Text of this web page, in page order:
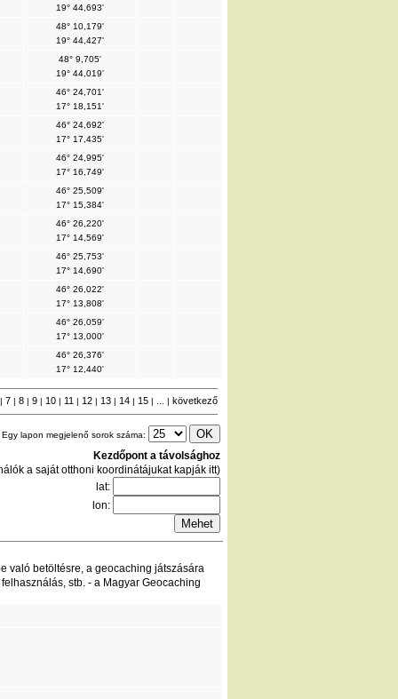
19° 44,693'
48° 10,179'
19° 44,427'
48° 9,705'
19° 44,019'
46° 24,701'
17° 18,151'
46° 24,692'
17° 17,435'
46° 24,995'
17° 16,749'
46° 25,509'
17° 15,384'
46° 26,220'
17° 14,569'
46° 25,753'
17° 14,690'
46° 26,022'
17° 13,808'
46° 26,059'
17° 13,000'
46° 26,376'
17° 12,440'
7 8 9 10 11 12 13 14 15 | ... | következő
Egy lapon megjelenő sorok száma:
Kezdőpont a távolsághoz
a saját otthoni koordinátájukat kapják itt)
lat:
lon:
való betöltésre, a geocaching játszására
stb. - a Magyar Geocaching